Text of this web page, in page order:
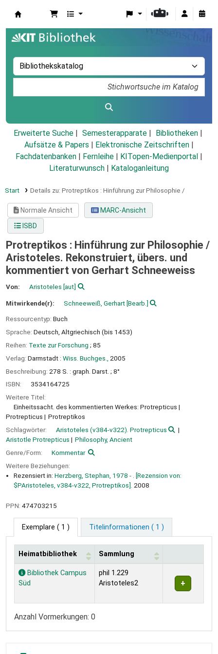
Erweiterte Suche Semesterapparate
Bibliotheken
Aufsätze & Papers
Elektronische Zeitschriften
Fachdatenbanken
Fernleihe KITopen-Medienportal
Literaturwunsch
Kataloganleitung
Start Details zu: Protreptikos : Hinführung zur Philosophie /
Normale Ansicht
MARC-Ansicht
ISBD
Protreptikos : Hinführung zur Philosophie /
Aristoteles. Rekonstruiert, übers. und
kommentiert von Gerhart Schneeweiss
Von: Aristoteles [aut]
Mitwirkende(r): Schneeweiß, Gerhart[Bearb.]
Ressourcentyp: Buch
Sprache: Deutsch Altgriechisch (bis 1453)
Reihen: Texte zur Forschung ; 85
Verlag: Darmstadt : Wiss. Buchges.,
2005
Beschreibung: 278 S. : graph. Darst. ; 8°
ISBN:
3534164725
Weitere Titel:
Einheitssacht. des kommentierten Werkes: Protrepticus
Protrepticus
Protreptikos
Schlagwörter:
Aristoteles (v384-v322). Protrepticus
Aristotle Protrepticus
Philosophy, Ancient
Genre/Form:
Kommentar
Weitere Beziehungen:
Rezensiert in: Herzberg, Stephan, 1978 - . [Rezension von:
$PAristoteles, v384-v322, Protreptikos]. 2008
PPN: 474703215
Exemplare ( 1 ) Titelinformationen ( 1 )
Exemplare
Heimatbibliothek Sammlung
Bibliothek Campus
Süd
phil 1.229
Aristoteles2
Anzahl Vormerkungen: 0